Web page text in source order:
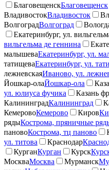
БлаговещенскБлаговещенск
ВладивостокВладивосток
ВолгоградВолгоград
Екатеринбург, ул.
вильгельма де геннина
малышеваЕкатеринбург, ул.
татищеваЕкатеринбург, ул.
лежневскаяИваново, ул.
Йошкар-олаЙошкар-ола
ул. юлиуса фучика
Казань
КалининградКалининград
КемеровоКемерово Киров
рядыКострома, пряничные
пановоКострома, тц паново
ул. титова
Краснодар
КурганКурган Курск
МоскваМосква Мурманск